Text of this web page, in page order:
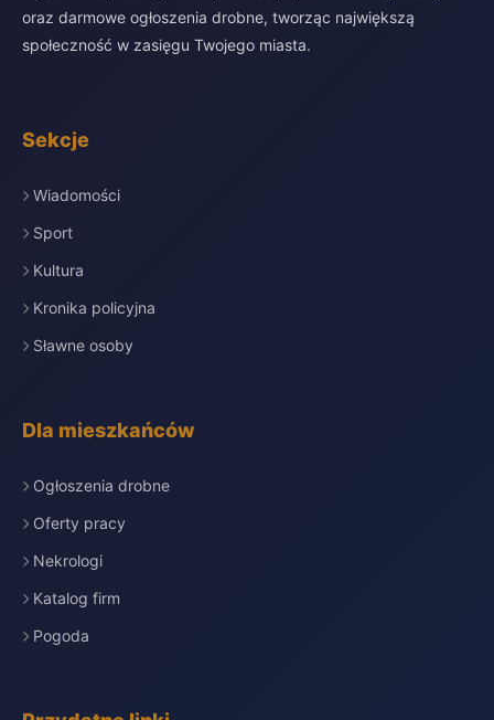
oraz darmowe ogłoszenia drobne, tworząc największą
społeczność w zasięgu Twojego miasta.
Sekcje
Wiadomości
Sport
Kultura
Kronika policyjna
Sławne osoby
Dla mieszkańców
Ogłoszenia drobne
Oferty pracy
Nekrologi
Katalog firm
Pogoda